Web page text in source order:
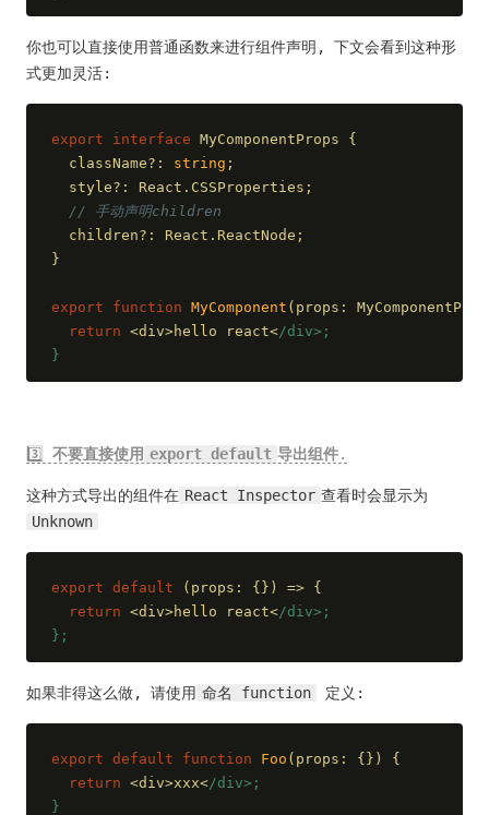
你也可以直接使用普通函数来进行组件声明, 下文会看到这种形
式更加灵活:
export interface MyComponentProps {
  className?:
string ;
  style?: React.CSSProperties;
// 手动声明children
  children?: React.ReactNode;
}
export function MyComponent ( props:
return <div>hello react</div>;
}
3️⃣ 不要直接使用 export default 导出组件.
这种方式导出的组件在 React Inspector 查看时会显示为
Unknown
export default (props: {}) => {
return <div>hello react</div>;
};
如果非得这么做, 请使用 命名 function 定义:
export default function Foo ( props: {} ) {
return <div>xxx</div>;
}